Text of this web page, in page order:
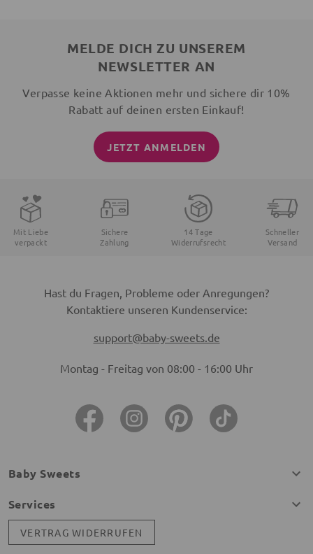
MELDE DICH ZU UNSEREM
NEWSLETTER AN
Verpasse keine Aktionen mehr und sichere dir 10%
Rabatt auf deinen ersten Einkauf!
JETZT ANMELDEN
Mit Liebe
verpackt
Sichere
Zahlung
14 Tage
Widerrufsrecht
Schneller
Versand
Hast du Fragen, Probleme oder Anregungen?
Kontaktiere unseren Kundenservice:
support@baby-sweets.de
Montag - Freitag von 08:00 - 16:00 Uhr
Baby Sweets
Services
VERTRAG WIDERRUFEN